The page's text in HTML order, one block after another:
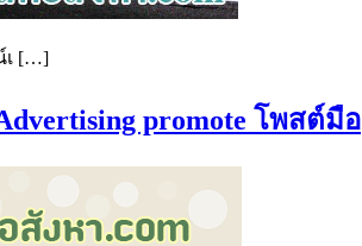
เ […]
promote โพสต์มือ